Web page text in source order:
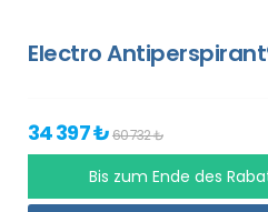
Electro
34 397 ₺60 732 ₺
Bis zum Ende des